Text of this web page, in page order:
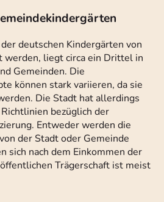
deutschen Kindergärten von
werden, liegt circa ein Drittel in
Gemeinden. Die
können stark variieren, da sie
Die Stadt hat allerdings
bezüglich der
Entweder werden die
der Stadt oder Gemeinde
sich nach dem Einkommen der
Trägerschaft ist meist